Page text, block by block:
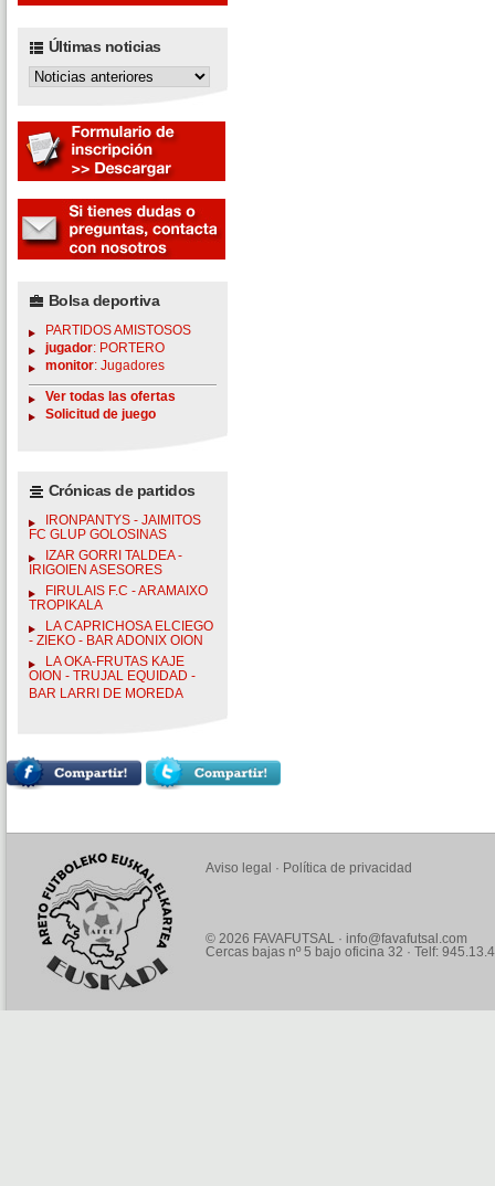
Últimas noticias
Bolsa deportiva
PARTIDOS AMISTOSOS
jugador: PORTERO
monitor: Jugadores
Ver todas las ofertas
Solicitud de juego
Crónicas de partidos
IRONPANTYS - JAIMITOS
FC GLUP GOLOSINAS
IZAR GORRI TALDEA -
IRIGOIEN ASESORES
FIRULAIS F.C - ARAMAIXO
TROPIKALA
LA CAPRICHOSA ELCIEGO
- ZIEKO - BAR ADONIX OION
LA OKA-FRUTAS KAJE
OION - TRUJAL EQUIDAD -
BAR LARRI DE MOREDA
Aviso legal · Política de privacidad
© 2026 FAVAFUTSAL · info@favafutsal.com
Cercas bajas nº 5 bajo oficina 32 · Telf: